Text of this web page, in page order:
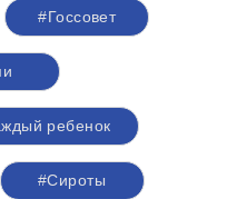
#Госсовет
ребенок
#Сироты